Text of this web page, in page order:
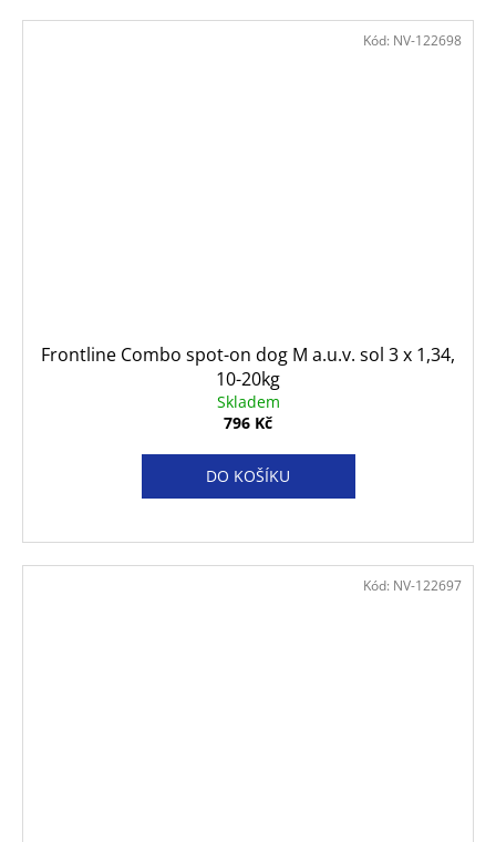
Frontline Combo spot-on dog M a.u.v. sol 3 x 1,34,
10-20kg
Skladem
796 Kč
DO KOŠÍKU
Kód: NV-122698
Kód: NV-122697